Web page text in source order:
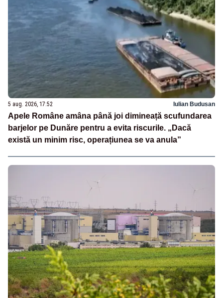
5 aug. 2026, 17:52 Iulian Budusan
Apele Române amâna până joi dimineață scufundarea
barjelor pe Dunăre pentru a evita riscurile. „Dacă
există un minim risc, operațiunea se va anula”